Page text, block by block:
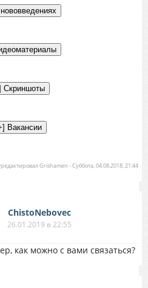
Grishamen -Суббота, 04.08.2018, 21:44
ChistoNebovec
26.01.2019 в 22:55
как можно с вами связаться?